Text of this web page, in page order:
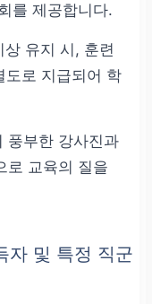
를 제공합니다.
유지 시, 훈련
도로 지급되어 학
풍부한 강사진과
로 교육의 질을
자 및 특정 직군